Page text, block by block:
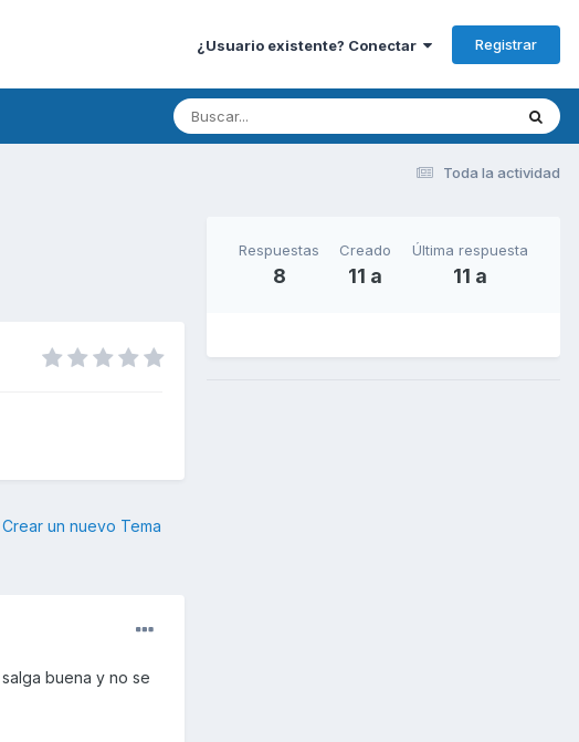
¿Usuario existente? Conectar Registrar
Toda la actividad
Crear un nuevo Tema
buena y no se
Respuestas
8
Creado
11 a
Última respuesta
11 a